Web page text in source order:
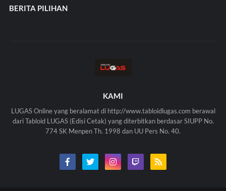
BERITA PILIHAN
KAMI
LUGAS Online yang beralamat di http://www.tabloidlugas.com berawal
dari Tabloid LUGAS (Edisi Cetak) yang diterbitkan berdasar SIUPP No.
774 SK Menpen Th. 1998 dan UU Pers No. 40.